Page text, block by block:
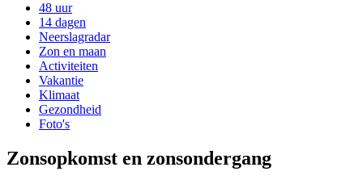
48 uur
14 dagen
Neerslagradar
Zon en maan
Activiteiten
Vakantie
Klimaat
Gezondheid
Foto's
Zonsopkomst en zonsondergang